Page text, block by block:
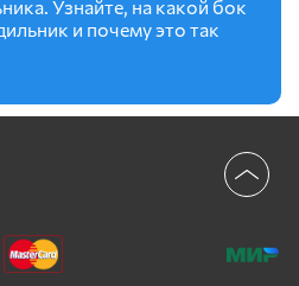
Узнайте, на какой бок
и почему это так